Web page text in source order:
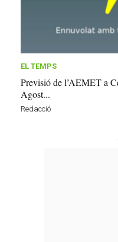
EL TEMPS
Previsió de l’AEMET a
Agost...
Redacció